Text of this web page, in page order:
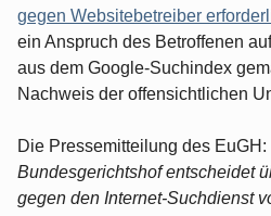
gegen Websitebetreiber
ein Anspruch des Betroffenen
aus dem Google-Suchindex
Nachweis der offensichtlichen
Die Pressemitteilung des EuGH:
Bundesgerichtshof entscheidet
gegen den Internet-Suchdienst